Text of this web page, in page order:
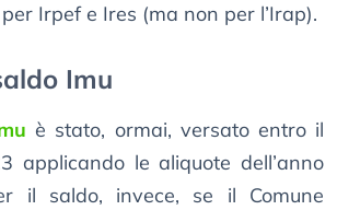
Irpef e Ires (ma non per l’Irap).
Imu
è stato, ormai, versato entro il
applicando le aliquote dell’anno
il saldo, invece, se il Comune